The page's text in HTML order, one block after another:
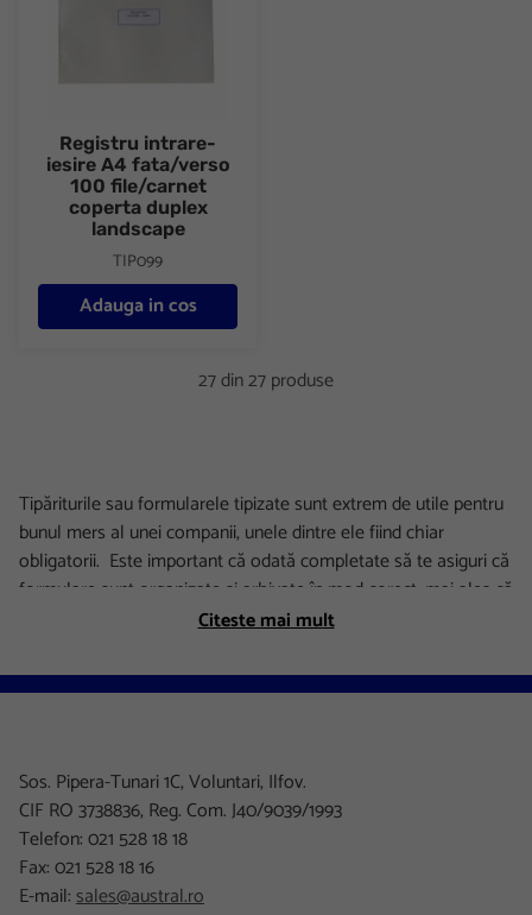
Registru intrare-
iesire A4 fata/verso
100 file/carnet
coperta duplex
landscape
TIP099
Adauga in cos
27 din 27 produse
Tipăriturile sau formularele tipizate sunt extrem de utile pentru
bunul mers al unei companii, unele dintre ele fiind chiar
obligatorii. Este important că odată completate să te asiguri că
formulare sunt organizate și arhivate în mod corect, mai ales că
aceste documente sunt un punct de interes pentru inspectorii
Iată doar câteva dintre formularele tipizate pe care le poți găsi
Facturier și chitanțier
Registru de casă pentru înregistrarea încasărilor și plăților
în numerar
Bon de consum pentru justificarea eliberării din gestiune a
materialelor ce intră în producție
Citeste mai mult
Sos. Pipera-Tunari 1C, Voluntari, Ilfov.
CIF RO 3738836, Reg. Com. J40/9039/1993
Telefon: 021 528 18 18
Fax: 021 528 18 16
E-mail:sales@austral.ro